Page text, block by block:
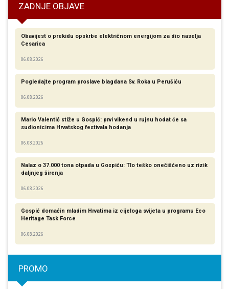
ZADNJE OBJAVE
Obavijest o prekidu opskrbe električnom energijom za dio naselja
Cesarica
06.08.2026
Pogledajte program proslave blagdana Sv. Roka u Perušiću
06.08.2026
Mario Valentić stiže u Gospić: prvi vikend u rujnu hodat će sa
sudionicima Hrvatskog festivala hodanja
06.08.2026
Nalaz o 37.000 tona otpada u Gospiću: Tlo teško onečišćeno uz rizik
daljnjeg širenja
06.08.2026
Gospić domaćin mladim Hrvatima iz cijeloga svijeta u programu Eco
Heritage Task Force
06.08.2026
PROMO